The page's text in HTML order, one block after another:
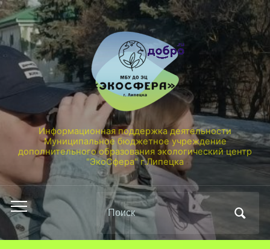
Информационная поддержка деятельности
Муниципальное бюджетное учреждение
дополнительного образования экологический центр
"ЭкоСфера" г.Липецка
Переключить
мобильное
меню
Поиск
по: